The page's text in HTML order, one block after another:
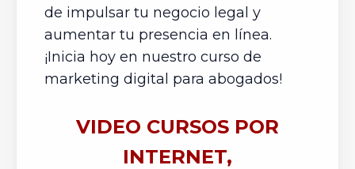
de impulsar tu negocio legal y
aumentar tu presencia en línea.
¡Inicia hoy en nuestro curso de
marketing digital para abogados!
VIDEO CURSOS POR
INTERNET,